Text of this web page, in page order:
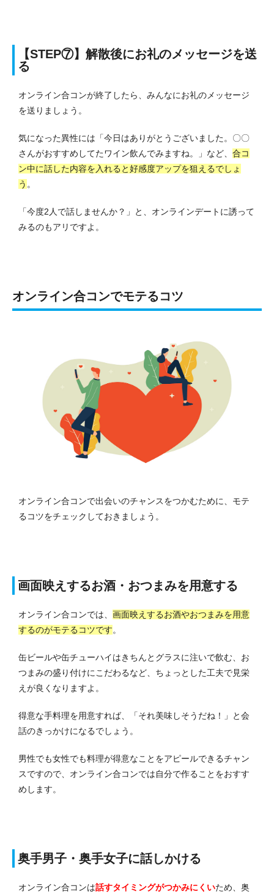
【STEP⑦】解散後にお礼のメッセージを送
る
オンライン合コンが終了したら、みんなにお礼のメッセージ
を送りましょう。
気になった異性には「今日はありがとうございました。〇〇
さんがおすすめしてたワイン飲んでみますね。」など、 合コ
ン中に話した内容を入れると好感度アップを狙えるでしょ
う 。
「今度2人で話しませんか？」と、オンラインデートに誘って
みるのもアリですよ。
オンライン合コンでモテるコツ
オンライン合コンで出会いのチャンスをつかむために、モテ
るコツをチェックしておきましょう。
画面映えするお酒・おつまみを用意する
オンライン合コンでは、 画面映えするお酒やおつまみを用意
するのがモテるコツです。
缶ビールや缶チューハイはきちんとグラスに注いで飲む、お
つまみの盛り付けにこだわるなど、ちょっとした工夫で見栄
えが良くなりますよ。
得意な手料理を用意すれば、「それ美味しそうだね！」と会
話のきっかけになるでしょう。
男性でも女性でも料理が得意なことをアピールできるチャン
スですので、オンライン合コンでは自分で作ることをおすす
めします。
奥手男子・奥手女子に話しかける
オンライン合コンは話すタイミングがつかみにくいため、奥